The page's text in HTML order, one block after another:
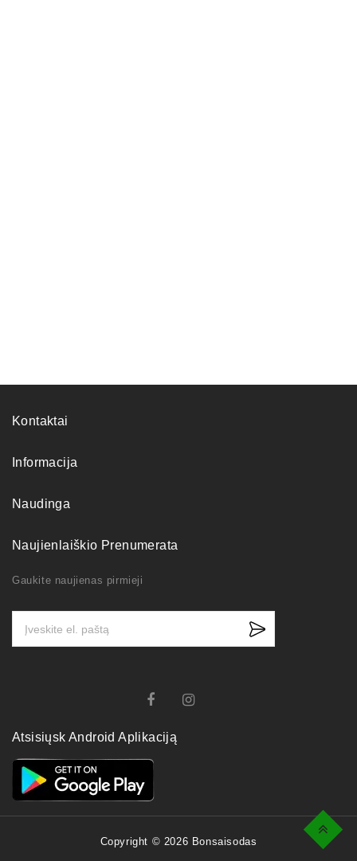
Kontaktai
Informacija
Naudinga
Naujienlaiškio Prenumerata
Gaukite naujienas pirmieji
Atsisiųsk Android Aplikaciją
Copyright © 2026 Bonsaisodas